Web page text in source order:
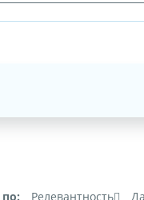
Релевантность